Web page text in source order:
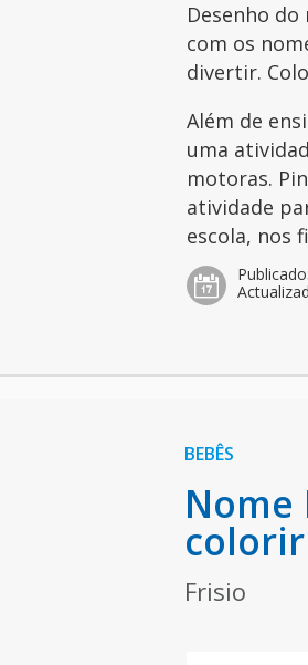
Desenho
com os
divertir.
Além de
uma
motoras.
atividade
escola, nos
Publicado:
BEBÊS
colorir
Frisio